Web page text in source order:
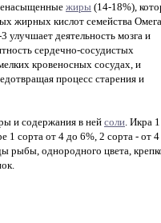
жиры (14-18%),
жирных кислот семейства
улучшает деятельность мозга и
сердечно-сосудистых
кровеносных сосудах, и
процесс старения и
и содержания в ней соли. Икра 1
1 сорта от 4 до 6%, 2 сорта - от
рыбы, однородного цвета,